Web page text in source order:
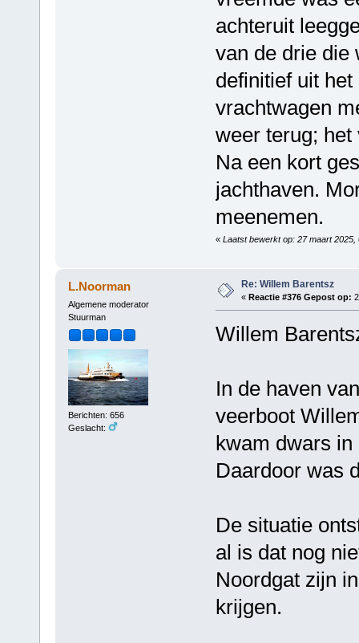
achteruit
van de drie die
definitief uit
vrachtwagen
weer terug;
Na een kort
jachthaven.
meenemen.
« Laatst bewerkt op: 27 maart 2025,
L.Noorman
Algemene moderator
Stuurman
Berichten: 656
Geslacht:
Re: Willem Barentsz
« Reactie #376 Gepost op:
Willem
In de haven
veerboot
kwam dwars
Daardoor was
De situatie
al is dat nog
Noordgat zijn
krijgen.